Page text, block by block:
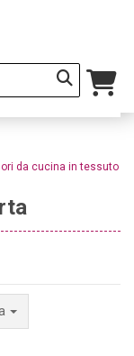
da cucina in tessuto